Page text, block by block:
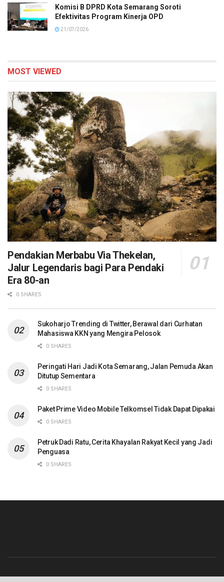
Komisi B DPRD Kota Semarang Soroti
Efektivitas Program Kinerja OPD
21/07/2026
MOST VIEWED
Pendakian Merbabu Via Thekelan,
Jalur Legendaris bagi Para Pendaki
Era 80-an
0 SHARES
Sukoharjo Trending di Twitter, Berawal dari Curhatan
Mahasiswa KKN yang Mengira Pelosok
0 SHARES
Peringati Hari Jadi Kota Semarang, Jalan Pemuda Akan
Ditutup Sementara
0 SHARES
Paket Prime Video Mobile Telkomsel Tidak Dapat Dipakai
0 SHARES
Petruk Dadi Ratu, Cerita Khayalan Rakyat Kecil yang Jadi
Penguasa
0 SHARES